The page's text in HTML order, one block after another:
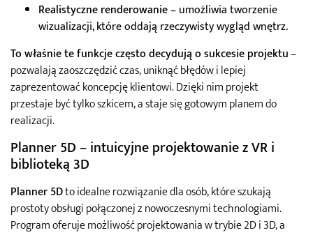
Realistyczne renderowanie– umożliwia tworzenie
wizualizacji, które oddają rzeczywisty wygląd wnętrz.
To właśnie te funkcje często decydują o sukcesie projektu–
pozwalają zaoszczędzić czas, uniknąć błędów i lepiej
zaprezentować koncepcję klientowi. Dzięki nim projekt
przestaje być tylko szkicem, a staje się gotowym planem do
realizacji.
Planner 5D – intuicyjne projektowanie z VR i
biblioteką 3D
Planner 5Dto idealne rozwiązanie dla osób, które szukają
prostoty obsługi połączonej z nowoczesnymi technologiami.
Program oferuje możliwość projektowania w trybie 2D i 3D, a